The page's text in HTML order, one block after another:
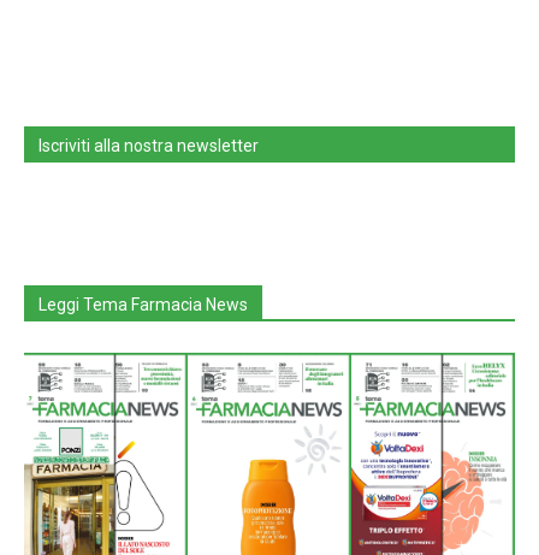
Iscriviti alla nostra newsletter
Leggi Tema Farmacia News